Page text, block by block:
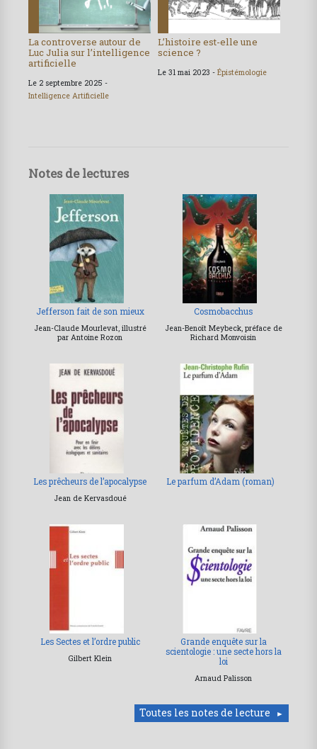
La controverse autour de
Luc Julia sur l’intelligence
artificielle
Le 2 septembre 2025 -
Intelligence Artificielle
L’histoire est-elle une
science ?
Le 31 mai 2023 - Épistémologie
Notes de lectures
Jefferson fait de son mieux
Jean-Claude Mourlevat, illustré
par Antoine Rozon
Cosmobacchus
Jean-Benoît Meybeck, préface de
Richard Monvoisin
Les prêcheurs de l’apocalypse
Jean de Kervasdoué
Le parfum d’Adam (roman)
Les Sectes et l’ordre public
Gilbert Klein
Grande enquête sur la
scientologie : une secte hors la
loi
Arnaud Palisson
Toutes les notes de lecture